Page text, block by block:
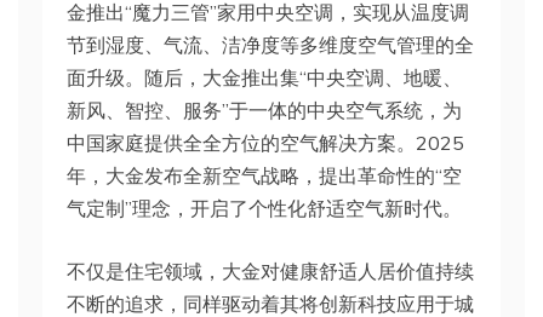
金推出“魔力三管”家用中央空调，实现从温度调
节到湿度、气流、洁净度等多维度空气管理的全
面升级。随后，大金推出集“中央空调、地暖、
新风、智控、服务”于一体的中央空气系统，为
中国家庭提供全全方位的空气解决方案。2025
年，大金发布全新空气战略，提出革命性的“空
气定制”理念，开启了个性化舒适空气新时代。
不仅是住宅领域，大金对健康舒适人居价值持续
不断的追求，同样驱动着其将创新科技应用于城